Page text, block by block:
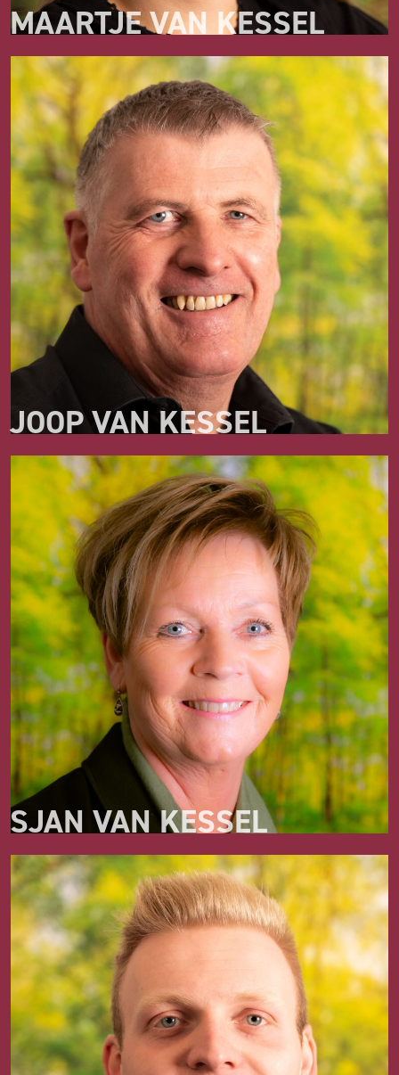
MAARTJE VAN KESSEL
JOOP VAN KESSEL
SJAN VAN KESSEL